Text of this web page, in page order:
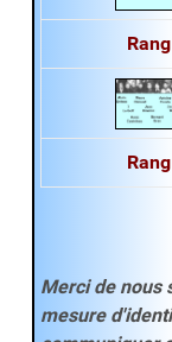
Rang
Rang
Merci de nous
mesure